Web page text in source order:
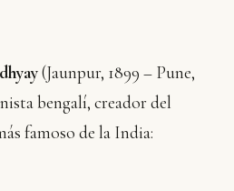
(Jaunpur, 1899 – Pune,
bengalí, creador del
famoso de la India: